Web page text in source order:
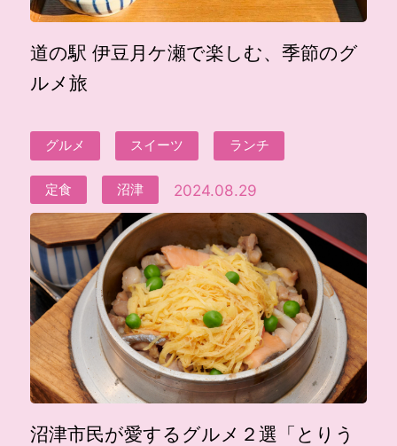
道の駅 伊豆月ケ瀬で楽しむ、季節のグ
ルメ旅
グルメ スイーツ ランチ
定食 沼津 2024.08.29
沼津市民が愛するグルメ２選「とりう